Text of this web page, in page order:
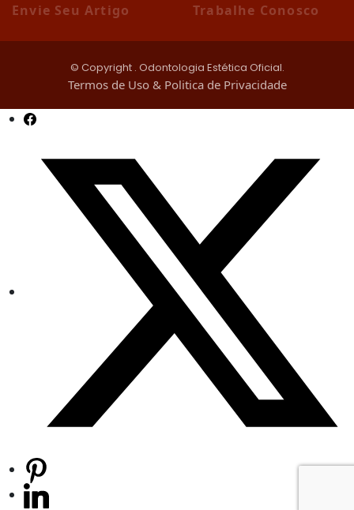
Envie Seu Artigo
Trabalhe Conosco
© Copyright . Odontologia Estética Oficial.
Termos de Uso & Politica de Privacidade